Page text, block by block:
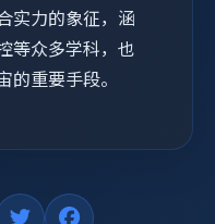
实力的象征，涵
等众多学科，也
的重要手段。